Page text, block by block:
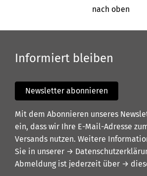
nach oben
Informiert bleiben
Newsletter abonnieren
Mit dem Abonnieren unseres
ein, dass wir Ihre E-Mail-Adresse
Versands nutzen. Weitere
Sie in unserer →
Abmeldung ist jederzeit über →